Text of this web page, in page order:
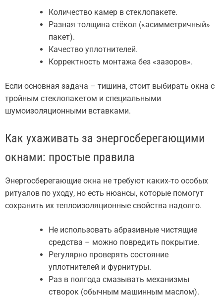
Количество камер в стеклопакете.
Разная толщина стёкол («асимметричный»
пакет).
Качество уплотнителей.
Корректность монтажа без «зазоров».
Если основная задача – тишина, стоит выбирать окна с
тройным стеклопакетом и специальными
шумоизоляционными вставками.
Как ухаживать за энергосберегающими
окнами: простые правила
Энергосберегающие окна не требуют каких-то особых
ритуалов по уходу, но есть нюансы, которые помогут
сохранить их теплоизоляционные свойства надолго.
Не использовать абразивные чистящие
средства – можно повредить покрытие.
Регулярно проверять состояние
уплотнителей и фурнитуры.
Раз в полгода смазывать механизмы
створок (обычным машинным маслом).